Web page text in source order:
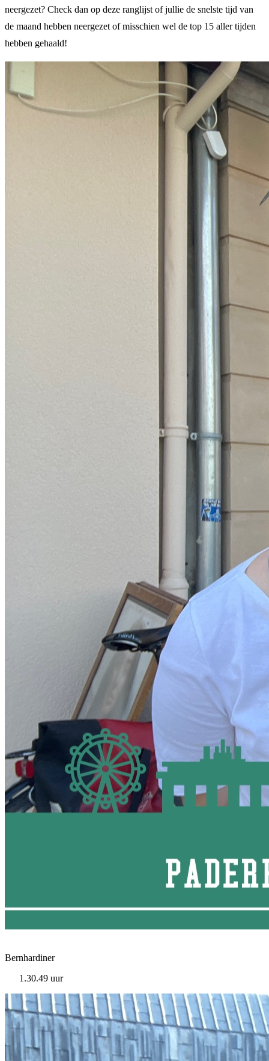
neergezet? Check dan op deze ranglijst of jullie de snelste tijd van
de maand hebben neergezet of misschien wel de top 15 aller tijden
hebben gehaald!
Bernhardiner
1.30.49 uur